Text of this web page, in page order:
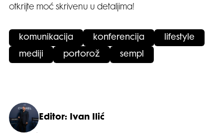
otkrijte moć skrivenu u detaljima!
komunikacija konferencija lifestyle
mediji portorož sempl
Editor: Ivan Ilić